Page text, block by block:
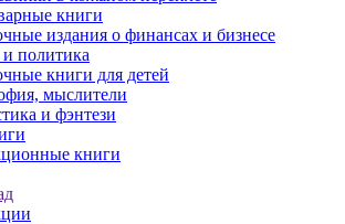
книги
издания о финансах и бизнесе
и политика
книги для детей
мыслители
и фэнтези
книги